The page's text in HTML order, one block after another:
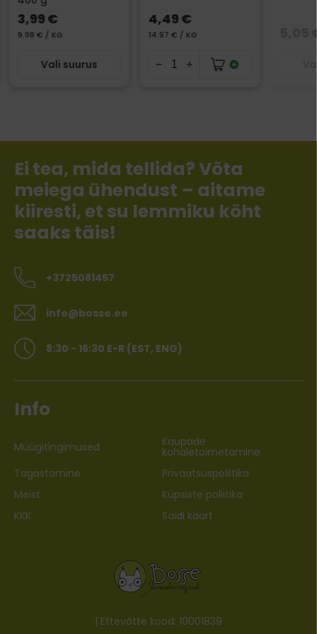
3,99 €
9.98 € / KG
Vali suurus
4,49 €
14.97 € / KG 5,05
Ei tea, mida tellida? Võta
meiega ühendust – aitame
kiiresti, et su lemmiku kõht
saaks täis!
+3725081457
info@bosse.ee
8:30 - 16:30 E-R (EST, ENG)
Info
Müügitingimused Kaupade
kohaletoimetamine
Tagastamine
Privaatsuspoliitika
Meist
Küpsiste poliitika
KKK
Saidi kaart
| Ettevõtte kood: 10001839